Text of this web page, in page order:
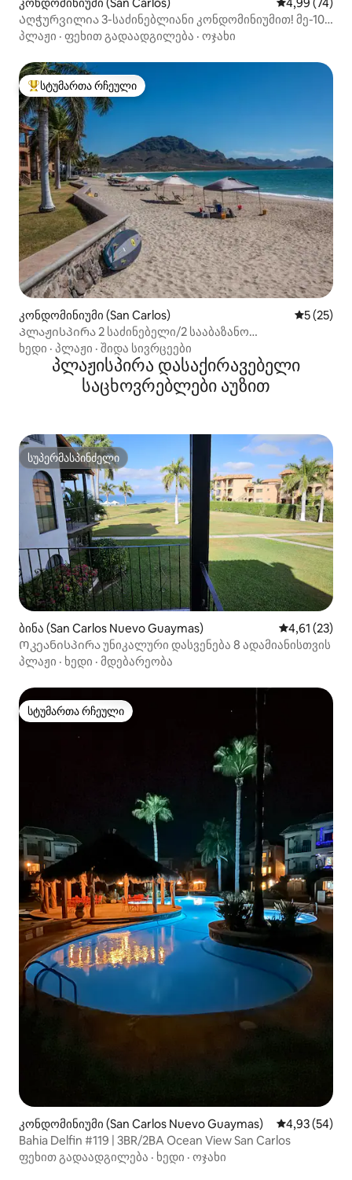
Აღჭურვილია 3-საძინებლიანი კონდომინიუმით! მე-10
სართული პლაია-ბლანკა
პლაჟი · ფეხით გადაადგილება · ოჯახი
სტუმართა რჩეული მოწინავე ვარიანტი
სტუმართა რჩეული
კონდომინიუმი (San Carlos) საშუალო
5 (25)
Პლაჟისპირა 2 საძინებელი/2 სააბაზანო
კონდომინიუმი შესანიშნავი ხედებით
ხედი · პლაჟი · შიდა სივრცეები
პლაჟისპირა დასაქირავებელი
საცხოვრებლები აუზით
სუპერმასპინძელი
სუპერმასპინძელი
ბინა (San Carlos Nuevo Guaymas) საშუალო
4,61 (23)
Ოკეანისპირა უნიკალური დასვენება 8 ადამიანისთვის
პლაჟი · ხედი · მდებარეობა
სტუმართა რჩეული
სტუმართა რჩეული
კონდომინიუმი (San Carlos Nuevo Guaymas) საშუალო
4,93 (54)
Bahia Delfin #119 | 3BR/2BA Ocean View San Carlos
ფეხით გადაადგილება · ხედი · ოჯახი